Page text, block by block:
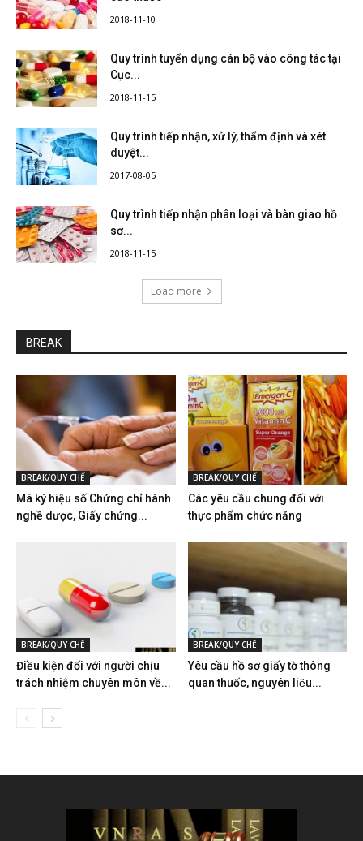
2018-11-10
Quy trình tuyển dụng cán bộ vào công tác tại
Cục...
2018-11-15
Quy trình tiếp nhận, xử lý, thẩm định và xét
duyệt...
2017-08-05
Quy trình tiếp nhận phân loại và bàn giao hồ
sơ...
2018-11-15
Load more
BREAK
BREAK/QUY CHẾ
Mã ký hiệu số Chứng chỉ hành
nghề dược, Giấy chứng...
BREAK/QUY CHẾ
Các yêu cầu chung đối với
thực phẩm chức năng
BREAK/QUY CHẾ
Điều kiện đối với người chịu
trách nhiệm chuyên môn về...
BREAK/QUY CHẾ
Yêu cầu hồ sơ giấy tờ thông
quan thuốc, nguyên liệu...